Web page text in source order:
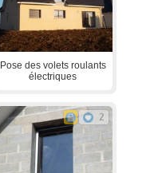
Pose des volets roulants
électriques
2